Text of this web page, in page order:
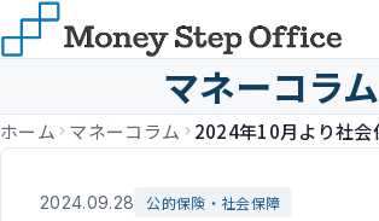
マネーコラム
ホーム マネーコラム
2024.09.28 公的保険・社会保障